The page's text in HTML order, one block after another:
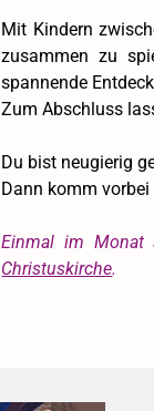
Mit Kindern
zusammen zu
spannende
Zum Abschluss
Du bist neugierig
Dann komm
Einmal im Monat
Christuskirche.